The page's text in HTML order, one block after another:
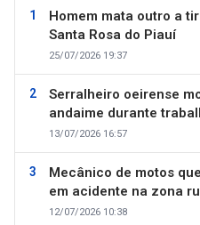
Homem mata outro a
Santa Rosa do Piauí
25/07/2026 19:37
Serralheiro oeirense
andaime durante
13/07/2026 16:57
Mecânico de motos
em acidente na zona
12/07/2026 10:38